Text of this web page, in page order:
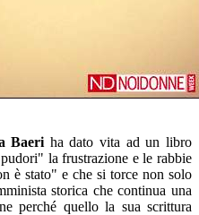
Baeriha dato vita ad un libro
la frustrazione e le rabbie
è stato" e che si torce non solo
storica che continua una
perché quello la sua scrittura